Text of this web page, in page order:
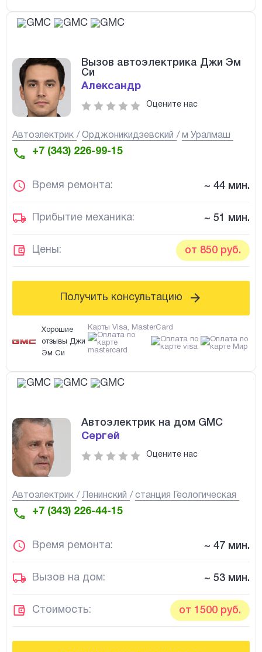
Вызов автоэлектрика Джи Эм
Си
Александр
Оцените нас
Автоэлектрик Орджоникидзевский м Уралмаш
+7 (343) 226-99-15
Время ремонта: ~ 44 мин.
Прибытие механика: ~ 51 мин.
Цены: от 850 руб.
Получить консультацию
Хорошие
отзывы Джи
Эм Си
Карты Visa, MasterCard
Автоэлектрик на дом GMC
Сергей
Оцените нас
Автоэлектрик Ленинский станция Геологическая
+7 (343) 226-44-15
Время ремонта: ~ 47 мин.
Вызов на дом: ~ 53 мин.
Стоимость: от 1500 руб.